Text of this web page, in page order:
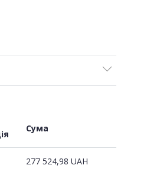
Сума
277 524,98 UAH